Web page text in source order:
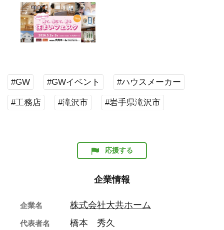
#GW #GWイベント #ハウスメーカー
#工務店 #滝沢市 #岩手県滝沢市
応援する
企業情報
企業名 株式会社大共ホーム
代表者名 橋本 秀久